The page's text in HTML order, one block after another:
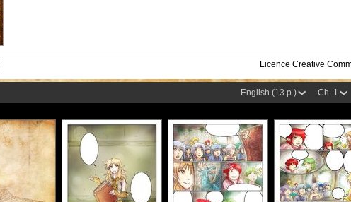
Licence Creative
Ch. 1
English (13 p.)